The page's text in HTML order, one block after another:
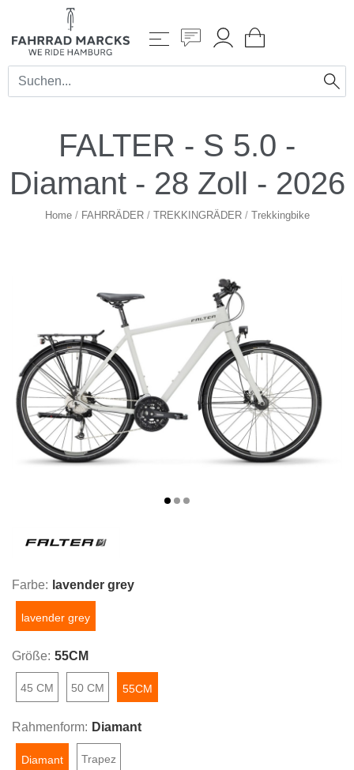
FALTER - S 5.0 -
Diamant - 28 Zoll - 2026
Home/ FAHRRÄDER/ TREKKINGRÄDER/ Trekkingbike
Farbe: lavender grey
lavender grey
Größe: 55CM
45 CM 50 CM 55CM
Rahmenform: Diamant
Diamant Trapez